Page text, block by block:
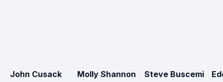
John Cusack Molly Shannon Steve Buscemi